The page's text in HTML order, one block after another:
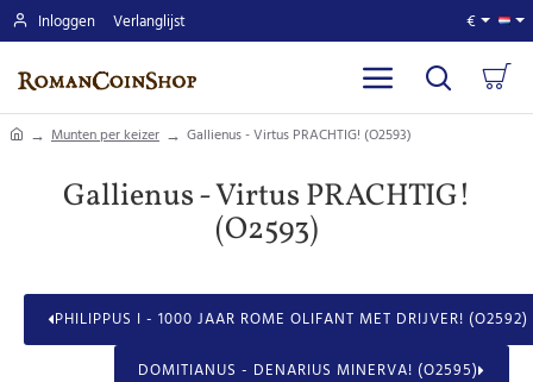
Inloggen Verlanglijst €
homeMunten per keizer Gallienus - Virtus PRACHTIG! (O2593)
Gallienus - Virtus PRACHTIG!
(O2593)
PHILIPPUS I - 1000 JAAR ROME OLIFANT MET DRIJVER! (O2592)
DOMITIANUS - DENARIUS MINERVA! (O2595)